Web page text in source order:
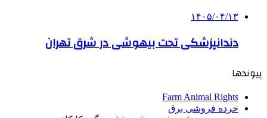
۱۴۰۵/۰۴/۱۳
دندانپزشکی تحت بیهوشی در شرق تهران
پیوندها
Farm Animal Rights
خرده فروشی برق